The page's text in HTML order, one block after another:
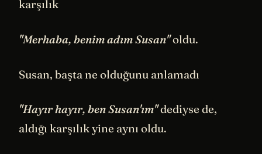
karşılık
"Merhaba, benim adım Susan"oldu.
Susan, başta ne olduğunu anlamadı
"Hayır hayır, ben Susan'ım"dediyse de,
aldığı karşılık yine aynı oldu.